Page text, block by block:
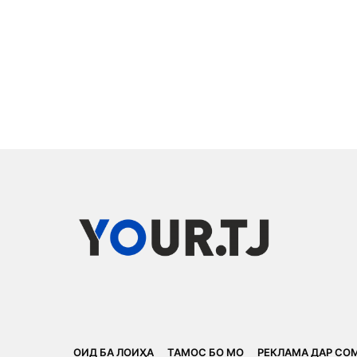
ОИД БА ЛОИҲА ТАМОС БО МО РЕКЛАМА ДАР